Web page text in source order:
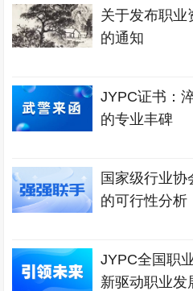
关于发布职业
的通知
JYPC证书：
的专业丰碑
国家级行业
的可行性分析
JYPC全国职
新驱动职业发